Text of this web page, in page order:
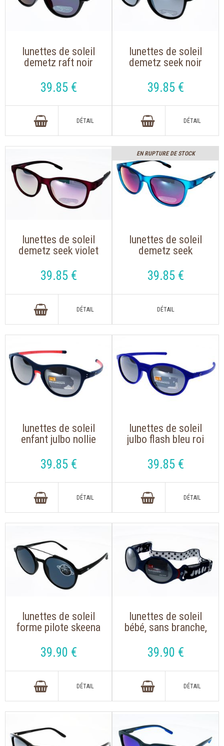
lunettes de soleil
demetz raft noir
buée, monture extra
souple
39.85 €
lunettes de soleil
demetz seek noir
monture extra
souple
39.85 €
lunettes de soleil
demetz seek violet
rose
39.85 €
lunettes de soleil
demetz seek
translucide , verre
miroir, monture
extra souple
39.85 €
EN RUPTURE DE STOCK
lunettes de soleil
enfant julbo nollie
39.85 €
lunettes de soleil
julbo flash bleu roi
39.85 €
lunettes de soleil
forme pilote skeena
légère, indice 3
39.90 €
lunettes de soleil
bébé, sans branche,
bleu/rouge
39.90 €